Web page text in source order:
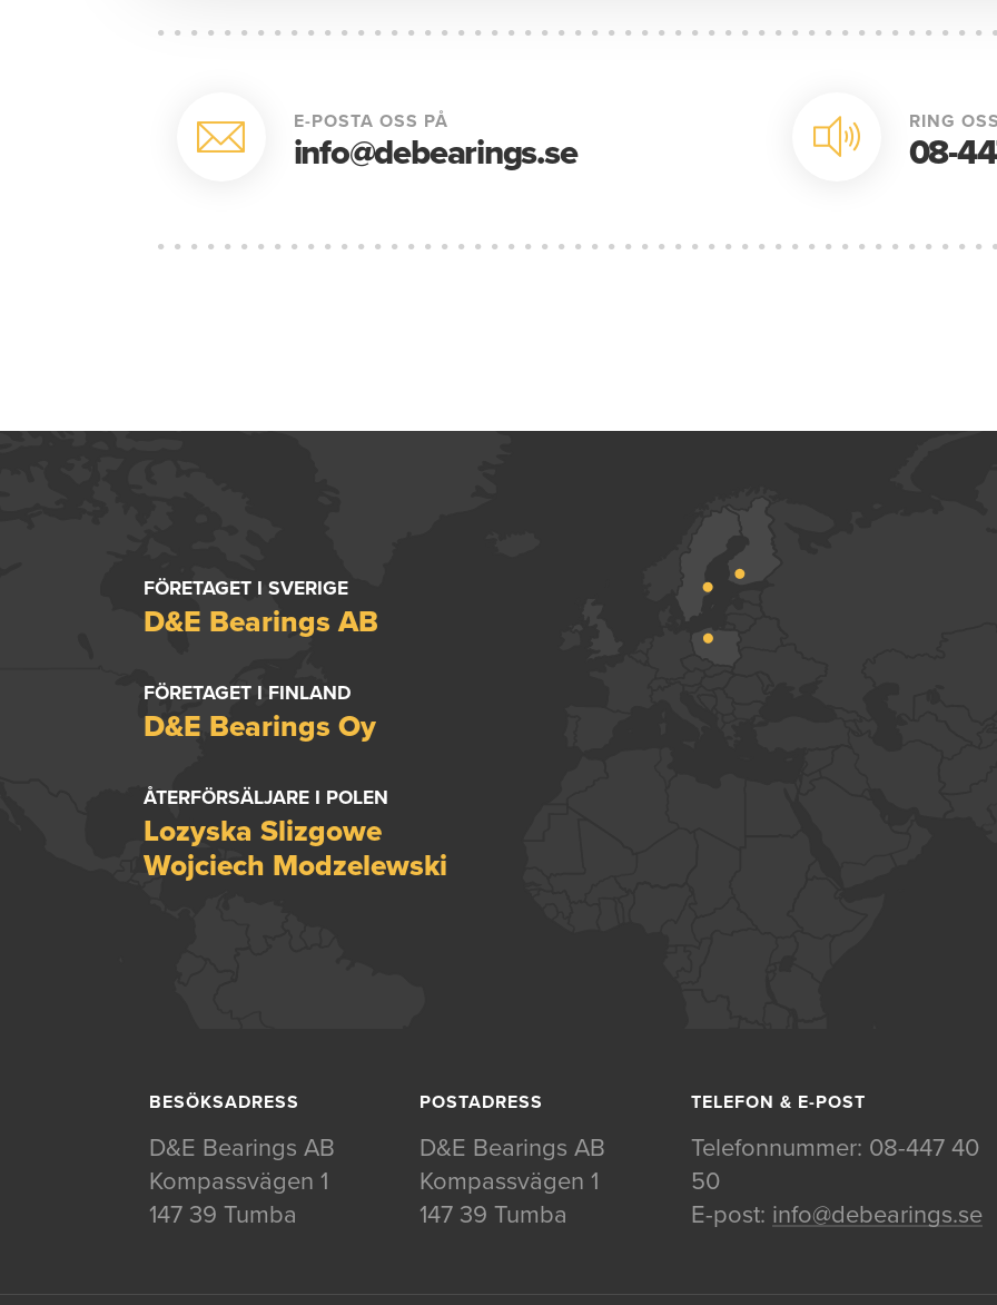
E-POSTA OSS PÅ
info@debearings.se
RING
08-
FÖRETAGET I SVERIGE
D&E Bearings AB
FÖRETAGET I FINLAND
D&E Bearings Oy
ÅTERFÖRSÄLJARE I POLEN
Lozyska Slizgowe
Wojciech Modzelewski
BESÖKSADRESS
D&E Bearings AB
Kompassvägen 1
147 39 Tumba
POSTADRESS
D&E Bearings AB
Kompassvägen 1
147 39 Tumba
TELEFON & E-POST
Telefonnummer: 08-447 40
50
E-post: info@debearings.se